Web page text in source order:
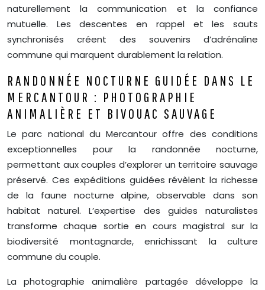
naturellement la communication et la confiance
mutuelle. Les descentes en rappel et les sauts
synchronisés créent des souvenirs d’adrénaline
commune qui marquent durablement la relation.
RANDONNÉE NOCTURNE GUIDÉE DANS LE
MERCANTOUR : PHOTOGRAPHIE
ANIMALIÈRE ET BIVOUAC SAUVAGE
Le parc national du Mercantour offre des conditions
exceptionnelles pour la randonnée nocturne,
permettant aux couples d’explorer un territoire sauvage
préservé. Ces expéditions guidées révèlent la richesse
de la faune nocturne alpine, observable dans son
habitat naturel. L’expertise des guides naturalistes
transforme chaque sortie en cours magistral sur la
biodiversité montagnarde, enrichissant la culture
commune du couple.
La photographie animalière partagée développe la